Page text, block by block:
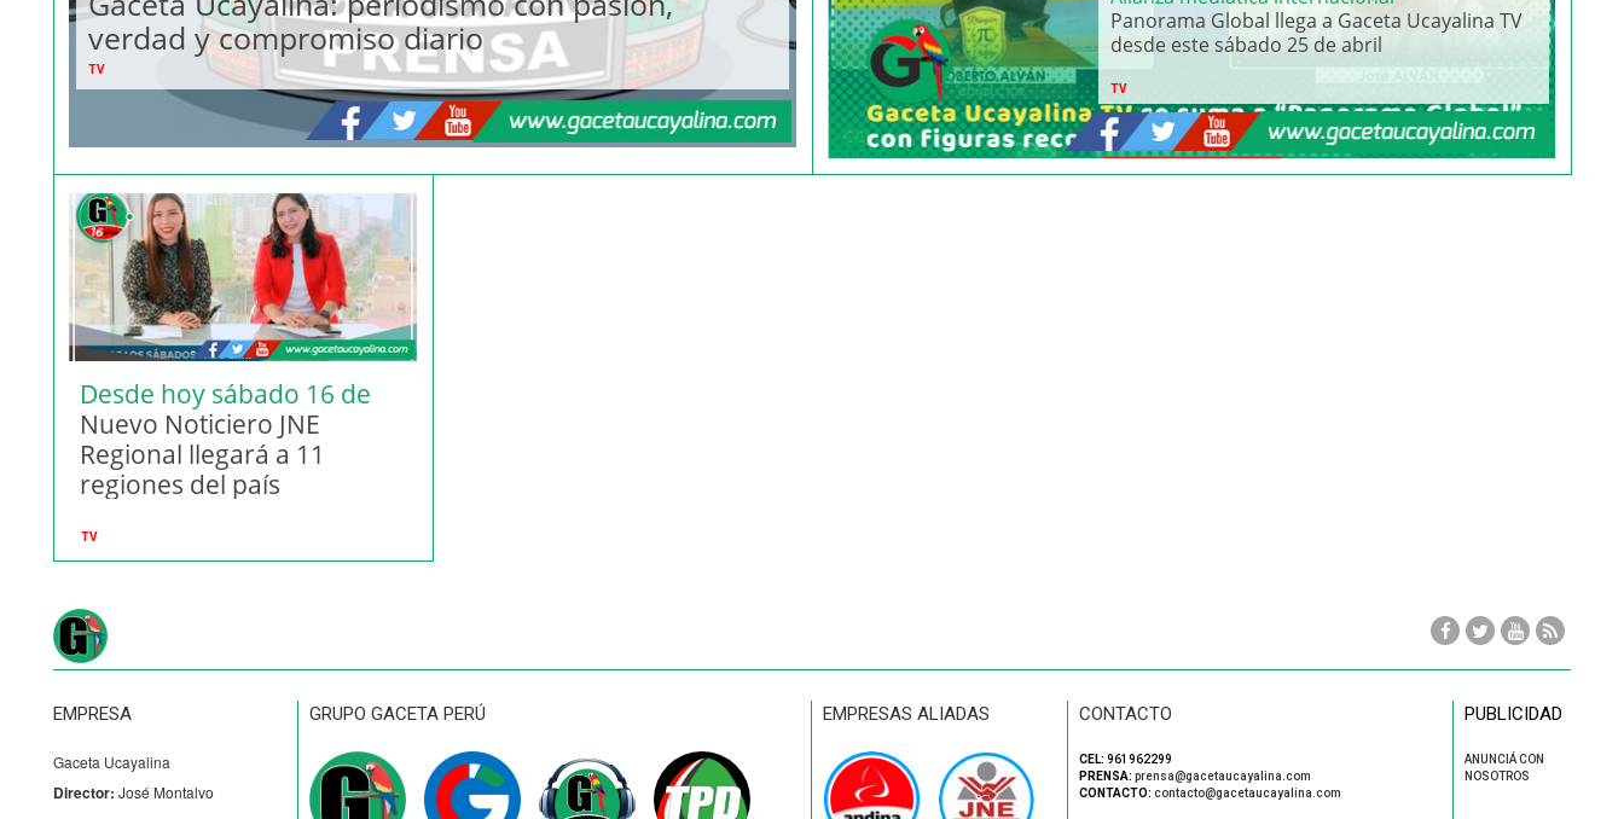
verdad y compromiso diario
TV
Panorama Global llega a Gaceta Ucayalina TV
desde este sábado 25 de abril
TV
Desde hoy sábado 16 de
marzo (Vídeo)
Nuevo Noticiero JNE
Regional llegará a 11
regiones del país
TV
EMPRESA
Gaceta Ucayalina
Director: José Montalvo
GRUPO GACETA PERÚ EMPRESAS ALIADAS CONTACTO
CEL: 961962299
PRENSA: prensa@gacetaucayalina.com
CONTACTO: contacto@gacetaucayalina.com
PUBLICIDAD
ANUNCIÁ CON
NOSOTROS